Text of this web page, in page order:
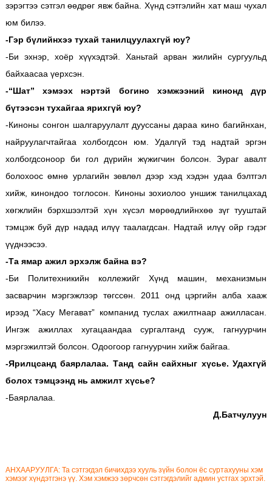
зэрэгтээ сэтгэл өөдрөг явж байна. Хүнд сэтгэлийн хат маш чухал
юм билээ.
-Гэр бүлийнхээ тухай танилцуулахгүй юу?
-Би эхнэр, хоёр хүүхэдтэй. Ханьтай арван жилийн сургуульд
байхаасаа үерхсэн.
-“Шат” хэмээх нэртэй богино хэмжээний кинонд дүр
бүтээсэн тухайгаа ярихгүй юу?
-Киноны сонгон шалгаруулалт дууссаны дараа кино багийнхан,
найруулагчтайгаа холбогдсон юм. Удалгүй тэд надтай эргэн
холбогдсоноор би гол дүрийн жүжигчин болсон. Зураг авалт
болохоос өмнө урлагийн зөвлөл дээр хэд хэдэн удаа бэлтгэл
хийж, кинондоо тоглосон. Киноны зохиолоо уншиж танилцахад
хөгжлийн бэрхшээлтэй хүн хүсэл мөрөөдлийнхөө зүг тууштай
тэмцэж буй дүр надад илүү таалагдсан. Надтай илүү ойр гэдэг
үүднээсээ.
-Та ямар ажил эрхэлж байна вэ?
-Би Политехникийн коллежийг Хүнд машин, механизмын
засварчин мэргэжлээр төгссөн. 2011 онд цэргийн алба хааж
ирээд “Хасу Мегават” компанид туслах ажилтнаар ажилласан.
Ингэж ажиллах хугацаандаа сургалтанд сууж, гагнуурчин
мэргэжилтэй болсон. Одоогоор гагнуурчин хийж байгаа.
-Ярилцсанд баярлалаа. Танд сайн сайхныг хүсье. Удахгүй
болох тэмцээнд нь амжилт хүсье?
-Баярлалаа.
Д.Батчулуун
АНХААРУУЛГА: Та сэтгэгдэл бичихдээ хууль зүйн болон ёс суртахууны хэм
хэмээг хүндэтгэнэ үү. Хэм хэмжээ зөрчсөн сэтгэгдэлийг админ устгах эрхтэй.